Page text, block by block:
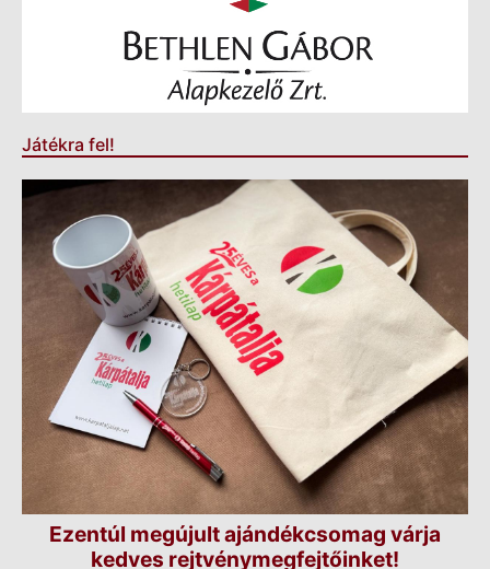
Játékra fel!
Ezentúl megújult ajándékcsomag várja
kedves rejtvénymegfejtőinket!